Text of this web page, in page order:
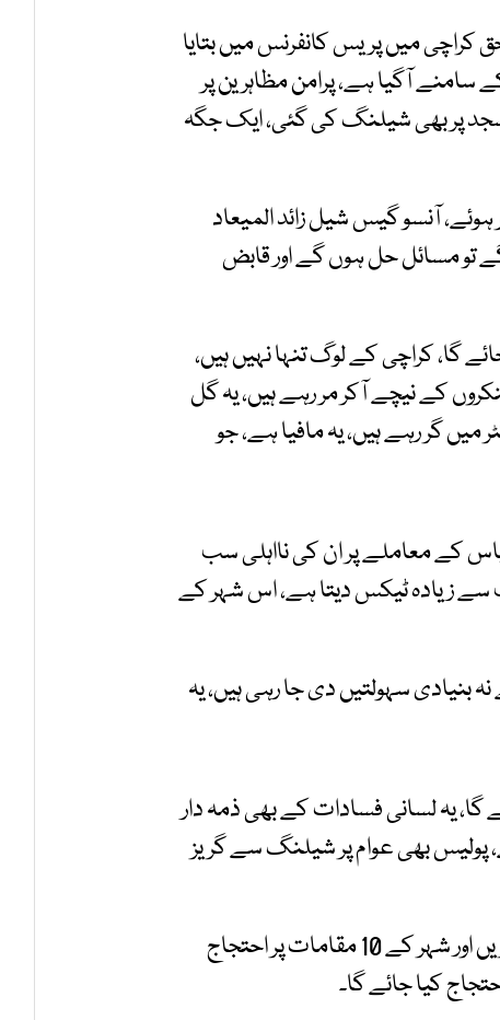
کراچی میں پریس کانفرنس میں بتایا
سامنے آگیا ہے، پرامن مظاہرین پر
مسجد پر بھی شیلنگ کی گئی، ایک جگہ
آنسو گیس شیل زائد المیعاد
گے تو مسائل حل ہوں گے اور قابض
گا، کراچی کے لوگ تنہا نہیں ہیں،
کے نیچے آکر مر رہے ہیں، یہ گل
میں گر رہے ہیں، یہ مافیا ہے، جو
پاس کے معاملے پر ان کی نااہلی سب
زیادہ ٹیکس دیتا ہے، اس شہر کے
بنیادی سہولتیں دی جا رہی ہیں، یہ
گا، یہ لسانی فسادات کے بھی ذمہ دار
پولیس بھی عوام پر شیلنگ سے گریز
ان کا کہنا تھا کہ نوجوان اپنی اپنی حکمت عملی مرتب کریں اور شہر کے 10 مقامات پر احتجاج
کیا جائے گا۔